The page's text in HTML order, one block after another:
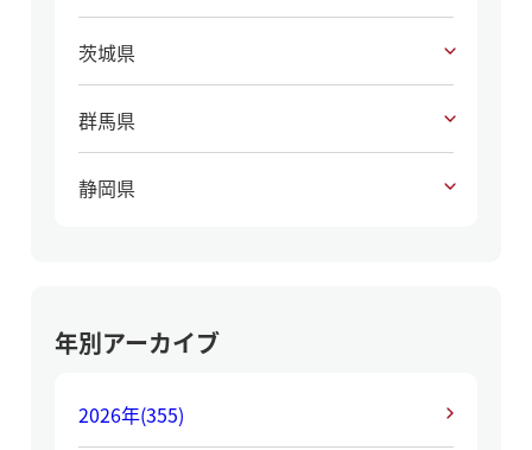
茨城県
群馬県
静岡県
年別アーカイブ
2026年(355)